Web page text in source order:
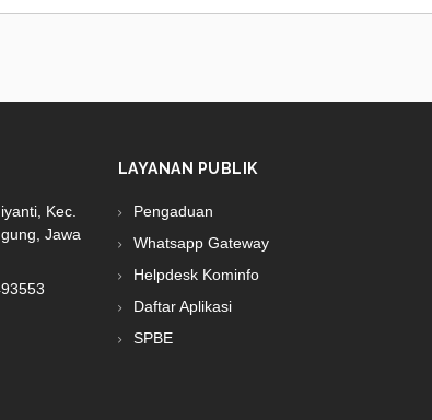
Kec.
Jawa
LAYANAN PUBLIK
Pengaduan
Whatsapp Gateway
Helpdesk Kominfo
Daftar Aplikasi
SPBE